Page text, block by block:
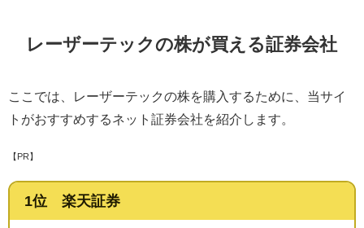
レーザーテックの株が買える証券会社
ここでは、レーザーテックの株を購入するために、当サイ
トがおすすめするネット証券会社を紹介します。
【PR】
1位 楽天証券